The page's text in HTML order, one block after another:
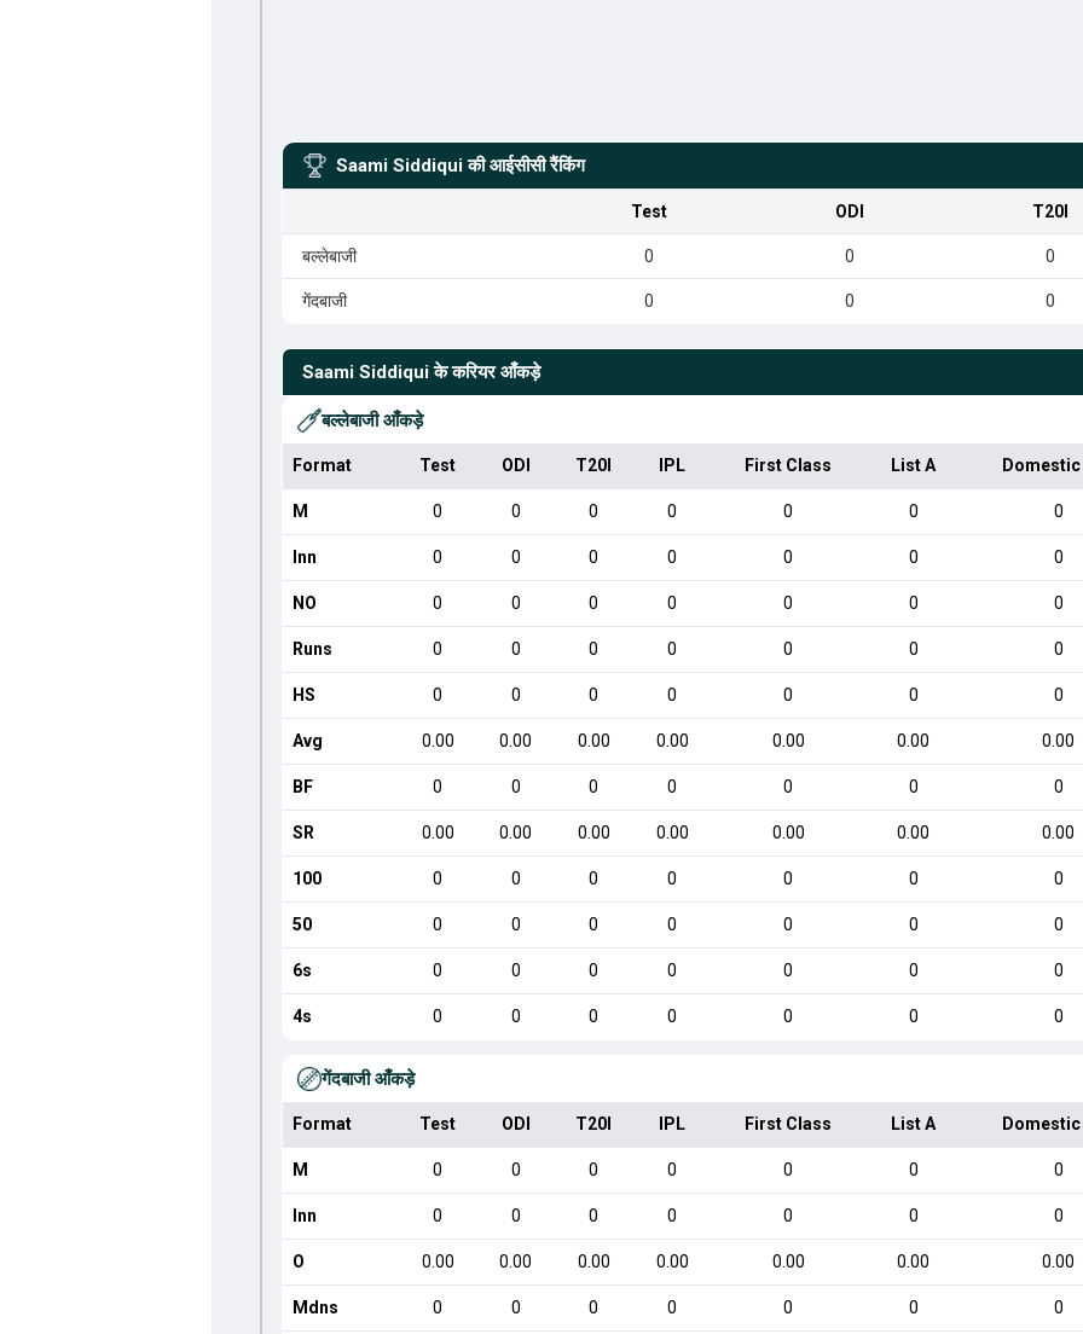
Saami Siddiqui की आईसीसी रैंकिंग
Test ODI T20I
बल्लेबाजी 0 0 0
गेंदबाजी 0 0 0
Saami Siddiqui के करियर आँकड़े
बल्लेबाजी आँकड़े
Format Test ODI T20I IPL First Class List A
M 0 0 0 0 0 0 0
Inn 0 0 0 0 0 0 0
NO 0 0 0 0 0 0 0
Runs 0 0 0 0 0 0 0
HS 0 0 0 0 0 0 0
Avg 0.00 0.00 0.00 0.00 0.00 0.00 0.00
BF 0 0 0 0 0 0 0
SR 0.00 0.00 0.00 0.00 0.00 0.00 0.00
100 0 0 0 0 0 0 0
50 0 0 0 0 0 0 0
6s 0 0 0 0 0 0 0
4s 0 0 0 0 0 0 0
गेंदबाजी आँकड़े
Format Test ODI T20I IPL First Class List A
M 0 0 0 0 0 0 0
Inn 0 0 0 0 0 0 0
O 0.00 0.00 0.00 0.00 0.00 0.00 0.00
Mdns 0 0 0 0 0 0 0